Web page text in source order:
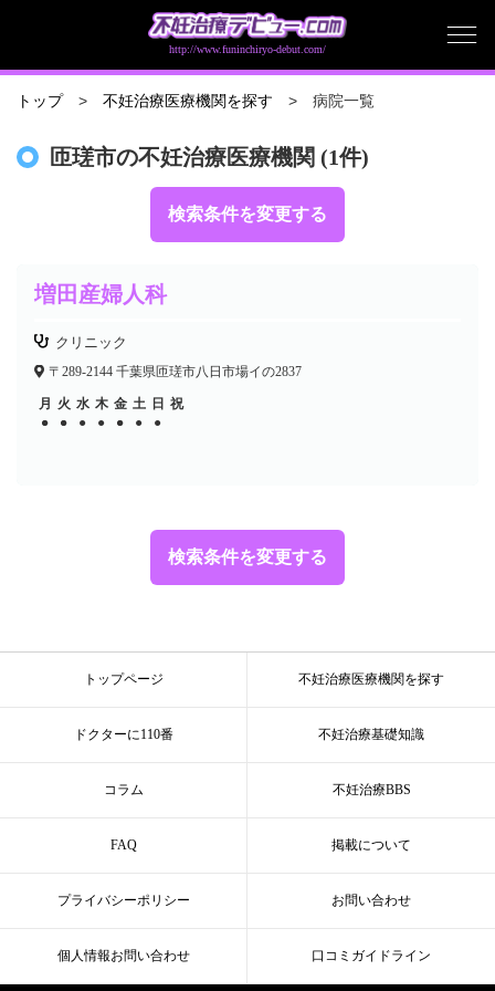
http://www.funinchiryo-debut.com/
トップ 不妊治療医療機関を探す 病院一覧
検索条件を変更する
匝瑳市の不妊治療医療機関 (1件)
検索条件を変更する
増田産婦人科
クリニック
〒289-2144 千葉県匝瑳市八日市場イの2837
月 火 水 木 金 土 日 祝
●
● ● ● ● ●
● ● ● ●
トップページ 不妊治療医療機関を探す
ドクターに110番 不妊治療基礎知識
コラム 不妊治療BBS
FAQ 掲載について
プライバシーポリシー お問い合わせ
個人情報お問い合わせ 口コミガイドライン